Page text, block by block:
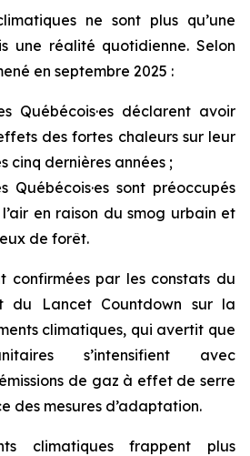
ne sont plus qu’une
une réalité quotidienne. Selon
en septembre 2025 :
Québécois·es déclarent avoir
des fortes chaleurs sur leur
cinq dernières années ;
Québécois·es sont préoccupés
en raison du smog urbain et
de forêt.
confirmées par les constats du
du
Lancet Countdown sur la
climatiques, qui avertit que
s’intensifient avec
de gaz à effet de serre
des mesures d’adaptation.
climatiques frappent plus